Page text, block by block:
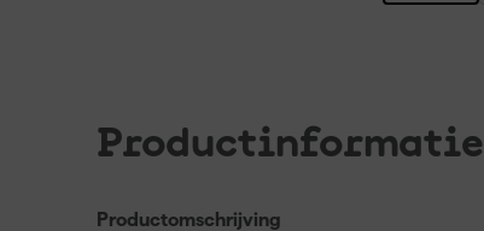
Productinformatie
Productomschrijving